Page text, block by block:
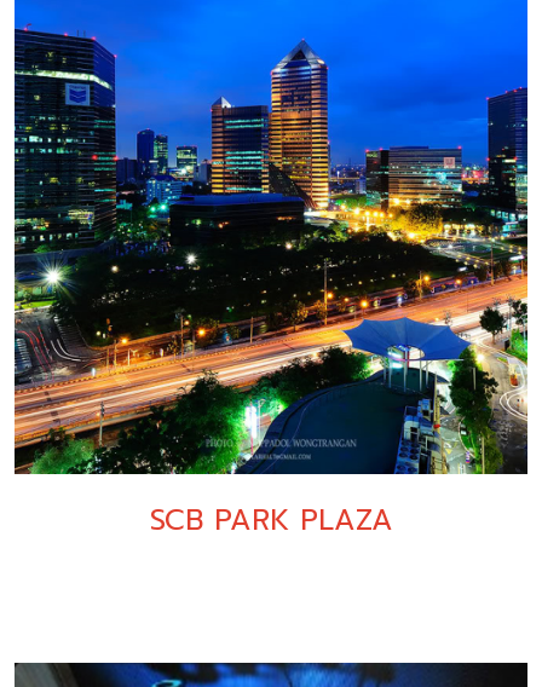
SCB PARK PLAZA